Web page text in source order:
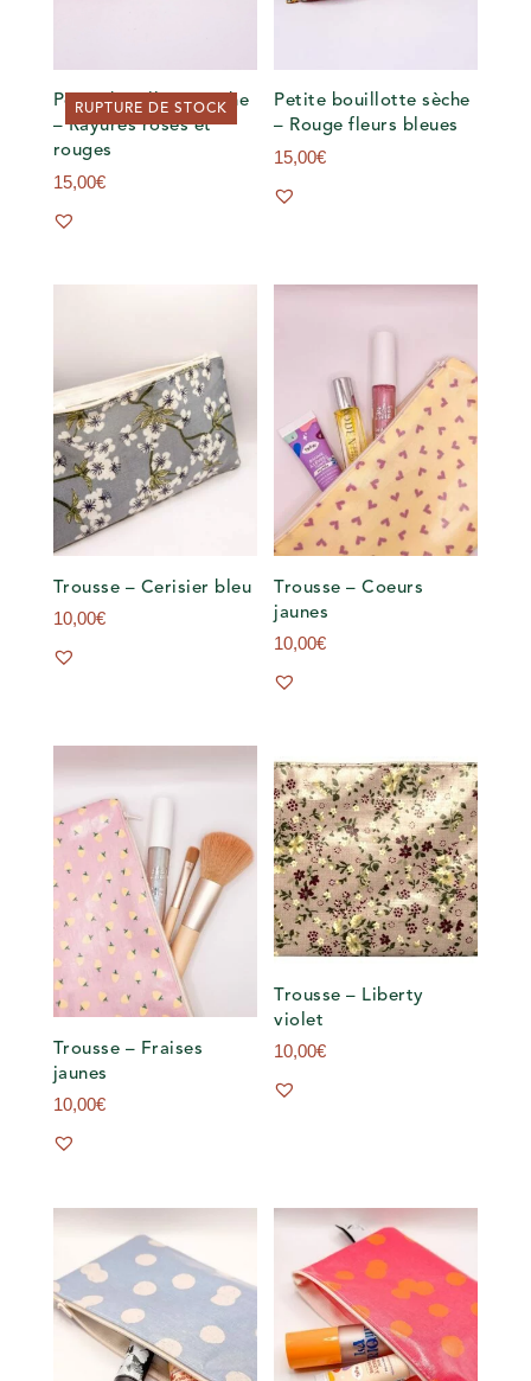
RUPTURE DE STOCK
Petite bouillotte sèche
– Rayures roses et
rouges
15,00€
Petite bouillotte sèche
– Rouge fleurs bleues
15,00€
Trousse – Cerisier bleu
10,00€
Trousse – Coeurs
jaunes
10,00€
Trousse – Fraises
jaunes
10,00€
Trousse – Liberty
violet
10,00€